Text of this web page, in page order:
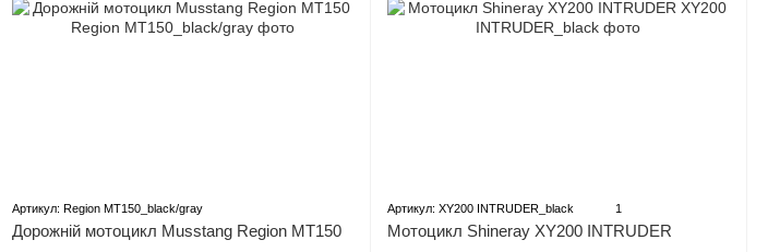
Артикул: Region MT150_black/gray
Дорожній мотоцикл Musstang Region MT150
Артикул: XY200 INTRUDER_black 1
Мотоцикл Shineray XY200 INTRUDER